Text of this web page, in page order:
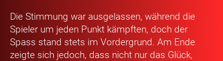
Die Stimmung war ausgelassen, während die
Spieler um jeden Punkt kämpften, doch der
Spass stand stets im Vordergrund. Am Ende
zeigte sich jedoch, dass nicht nur das Glück,